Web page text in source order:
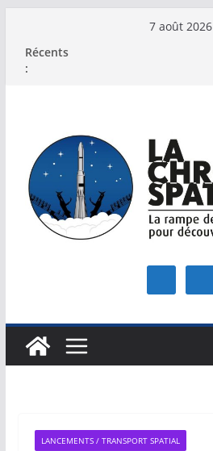
contenu
7 août 2026
Récents
:
LANCEMENTS / TRANSPORT SPATIAL